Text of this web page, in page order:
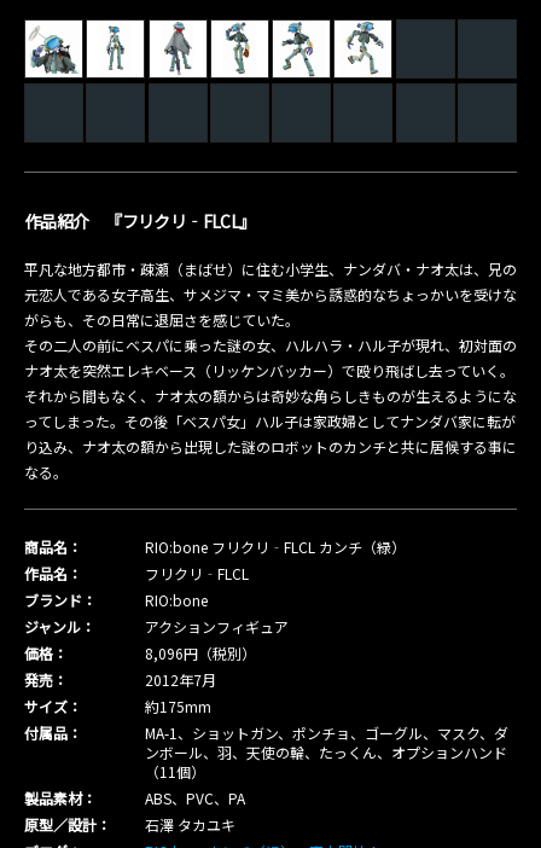
作品紹介 『フリクリ‐FLCL』
平凡な地方都市・疎瀬（まばせ）に住む小学生、ナンダバ・ナオ太は、兄の
元恋人である女子高生、サメジマ・マミ美から誘惑的なちょっかいを受けな
がらも、その日常に退屈さを感じていた。
その二人の前にベスパに乗った謎の女、ハルハラ・ハル子が現れ、初対面の
ナオ太を突然エレキベース（リッケンバッカー）で殴り飛ばし去っていく。
それから間もなく、ナオ太の額からは奇妙な角らしきものが生えるようにな
ってしまった。その後「ベスパ女」ハル子は家政婦としてナンダバ家に転が
り込み、ナオ太の額から出現した謎のロボットのカンチと共に居候する事に
なる。
商品名：
RIO:bone フリクリ‐FLCL カンチ（緑）
作品名：
フリクリ‐FLCL
ブランド：
RIO:bone
ジャンル：
アクションフィギュア
価格：
8,096円（税別）
発売：
2012年7月
サイズ：
約175mm
付属品：
MA-1、ショットガン、ポンチョ、ゴーグル、マスク、ダ
ンボール、羽、天使の輪、たっくん、オプションハンド
（11個）
製品素材：
ABS、PVC、PA
原型／設計：
石澤 タカユキ